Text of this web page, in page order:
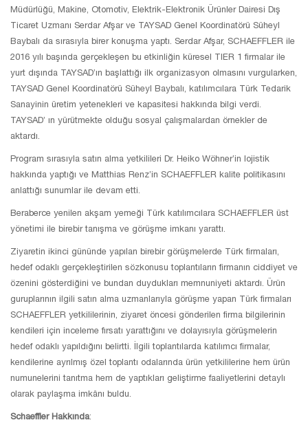
Müdürlüğü, Makine, Otomotiv, Elektrik-Elektronik Ürünler Dairesi Dış
Ticaret Uzmanı Serdar Afşar ve TAYSAD Genel Koordinatörü Süheyl
Baybalı da sırasıyla birer konuşma yaptı. Serdar Afşar, SCHAEFFLER ile
2016 yılı başında gerçekleşen bu etkinliğin küresel TIER 1 firmalar ile
yurt dışında TAYSAD’ın başlattığı ilk organizasyon olmasını vurgularken,
TAYSAD Genel Koordinatörü Süheyl Baybalı, katılımcılara Türk Tedarik
Sanayinin üretim yetenekleri ve kapasitesi hakkında bilgi verdi.
TAYSAD’ ın yürütmekte olduğu sosyal çalışmalardan örnekler de
aktardı.
Program sırasıyla satın alma yetkilileri Dr. Heiko Wöhner’in lojistik
hakkında yaptığı ve Matthias Renz’in SCHAEFFLER kalite politikasını
anlattığı sunumlar ile devam etti.
Beraberce yenilen akşam yemeği Türk katılımcılara SCHAEFFLER üst
yönetimi ile birebir tanışma ve görüşme imkanı yarattı.
Ziyaretin ikinci gününde yapılan birebir görüşmelerde Türk firmaları,
hedef odaklı gerçekleştirilen sözkonusu toplantıların firmanın ciddiyet ve
özenini gösterdiğini ve bundan duydukları memnuniyeti aktardı. Ürün
guruplarının ilgili satın alma uzmanlarıyla görüşme yapan Türk firmaları
SCHAEFFLER yetkililerinin, ziyaret öncesi gönderilen firma bilgilerinin
kendileri için inceleme fırsatı yarattığını ve dolayısıyla görüşmelerin
hedef odaklı yapıldığını belirtti. İlgili toplantılarda katılımcı firmalar,
kendilerine ayrılmış özel toplantı odalarında ürün yetkililerine hem ürün
numunelerini tanıtma hem de yaptıkları geliştirme faaliyetlerini detaylı
olarak paylaşma imkânı buldu.
Schaeffler Hakkında: